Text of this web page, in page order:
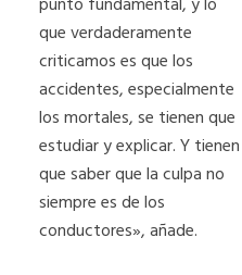
punto fundamental, y lo
que verdaderamente
criticamos es que los
accidentes, especialmente
los mortales, se tienen que
estudiar y explicar. Y tienen
que saber que la culpa no
siempre es de los
conductores», añade.